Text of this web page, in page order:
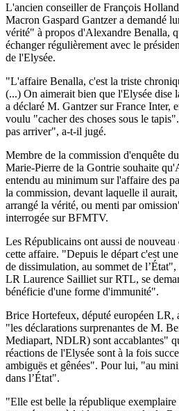
L'ancien conseiller de François
Macron Gaspard Gantzer a demandé
vérité" à propos d'Alexandre Benalla,
échanger régulièrement avec le
de l'Elysée.
"L'affaire Benalla, c'est la triste
(...) On aimerait bien que l'Elysée dise
a déclaré M. Gantzer sur France Inter,
voulu "cacher des choses sous le
pas arriver", a-t-il jugé.
Membre de la commission d'enquête
Marie-Pierre de la Gontrie souhaite
entendu au minimum sur l'affaire des
la commission, devant laquelle il
arrangé la vérité, ou menti par
interrogée sur BFMTV.
Les Républicains ont aussi de
cette affaire. "Depuis le départ c'est
de dissimulation, au sommet de
LR Laurence Sailliet sur RTL, se
bénéficie d'une forme d'immunité".
Brice Hortefeux, député européen LR,
"les déclarations surprenantes de M.
Mediapart, NDLR) sont accablantes"
réactions de l'Elysée sont à la fois
ambiguës et gênées". Pour lui, "au
dans l’État".
"Elle est belle la république